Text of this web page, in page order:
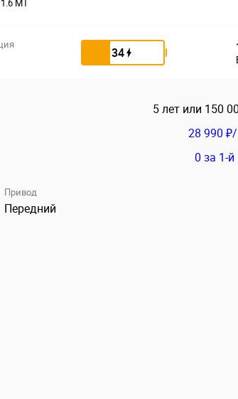
1.6 MT
34
5 лет или 150
28 990
0 за 1-й
Привод
Передний